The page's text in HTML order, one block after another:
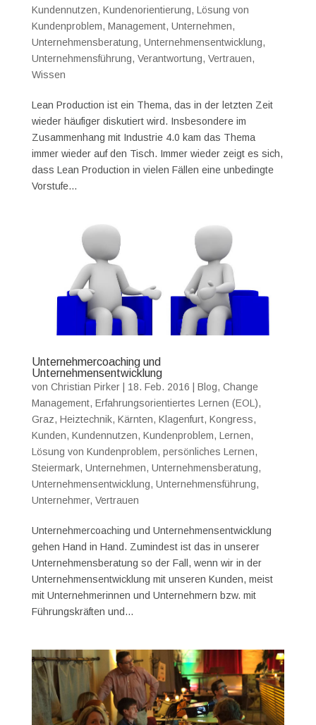
Kundennutzen, Kundenorientierung, Lösung von
Kundenproblem, Management, Unternehmen,
Unternehmensberatung, Unternehmensentwicklung,
Unternehmensführung, Verantwortung, Vertrauen,
Wissen
Lean Production ist ein Thema, das in der letzten Zeit
wieder häufiger diskutiert wird. Insbesondere im
Zusammenhang mit Industrie 4.0 kam das Thema
immer wieder auf den Tisch. Immer wieder zeigt es sich,
dass Lean Production in vielen Fällen eine unbedingte
Vorstufe...
Unternehmercoaching und
Unternehmensentwicklung
von Christian Pirker| 18. Feb. 2016 Blog, Change
Management, Erfahrungsorientiertes Lernen (EOL),
Graz, Heiztechnik, Kärnten, Klagenfurt, Kongress,
Kunden, Kundennutzen, Kundenproblem, Lernen,
Lösung von Kundenproblem, persönliches Lernen,
Steiermark, Unternehmen, Unternehmensberatung,
Unternehmensentwicklung, Unternehmensführung,
Unternehmer, Vertrauen
Unternehmercoaching und Unternehmensentwicklung
gehen Hand in Hand. Zumindest ist das in unserer
Unternehmensberatung so der Fall, wenn wir in der
Unternehmensentwicklung mit unseren Kunden, meist
mit Unternehmerinnen und Unternehmern bzw. mit
Führungskräften und...